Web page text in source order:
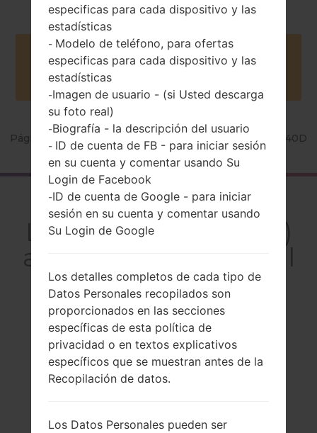
Buy accessories on Amazon
Página principal Serie →LG G4 Stylus Dual →LGH540D
El resumen
LGH540D(LGH540D)
akaLG G4 Stylus Dual
Comparar
especificas para cada dispositivo y las
estadísticas
- Modelo de teléfono, para ofertas
especificas para cada dispositivo y las
estadísticas
-Imagen de usuario - (si Usted descarga
su foto real)
-Biografía - la descripción del usuario
- ID de cuenta de FB - para iniciar sesión
en su cuenta y comentar usando Su
Login de Facebook
-ID de cuenta de Google - para iniciar
sesión en su cuenta y comentar usando
Su Login de Google
Los detalles completos de cada tipo de
Datos Personales recopilados son
proporcionados en las secciones
específicas de esta política de
privacidad o en textos explicativos
específicos que se muestran antes de la
Recopilación de datos.
Los Datos Personales pueden ser